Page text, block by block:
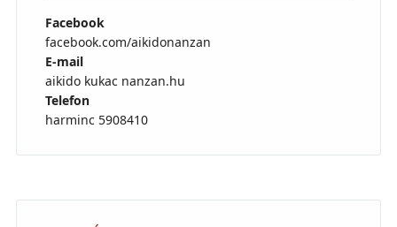
Facebook
facebook.com/aikidonanzan
E-mail
aikido kukac nanzan.hu
Telefon
harminc 5908410